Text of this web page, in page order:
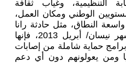
التنظيمية، وغياب ثقافة
الوطني ومكان العمل،
النطاق، مثل حادثة رانا
بلازا ( بنغلادش) خلال شهر نيسان/ أبريل 2013، فإنها
حماية شاملة من إصابات
ومن يعولونهم دون أي دعم